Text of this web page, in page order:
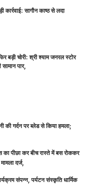
कार्रवाई: सागौन काष्ठ से लदा
बड़ी चोरी: श्री श्याम जनरल स्टोर
पार,
गर्दन पर ब्लेड से किया हमला;
का पीछा कर बीच रास्ते में बस रोककर
दर्ज,
संपन्न, पर्यटन संस्कृति धार्मिक